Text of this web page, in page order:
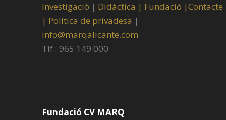
Investigació | Didàctica | Fundació |Contacte
| Política de privadesa |
info@marqalicante.com
Tlf.: 965 149 000
Fundació CV MARQ